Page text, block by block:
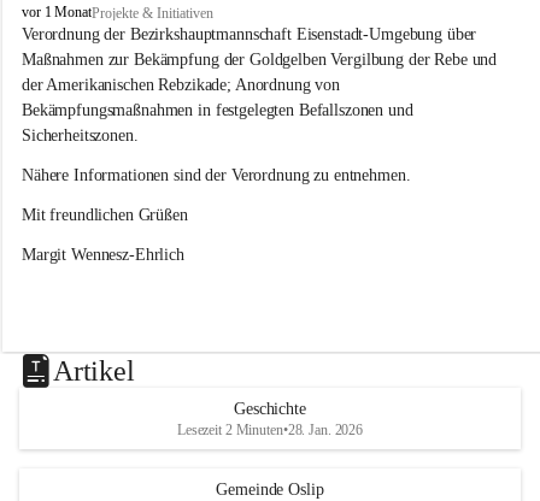
O
s
l
i
p
vor 1 MonatProjekte & Initiativen
Verordnung der Bezirkshauptmannschaft Eisenstadt-Umgebung über
Maßnahmen zur Bekämpfung der Goldgelben Vergilbung der Rebe und
der Amerikanischen Rebzikade; Anordnung von
Bekämpfungsmaßnahmen in festgelegten Befallszonen und
Sicherheitszonen.
Nähere Informationen sind der Verordnung zu entnehmen.
Mit freundlichen Grüßen
Margit Wennesz-Ehrlich
Artikel
Geschichte
Lesezeit 2 Minuten•28. Jan. 2026
Gemeinde Oslip